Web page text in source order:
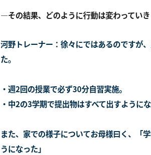
―その結果、どのように行動は変わっていき
河野トレーナー：徐々にではあるのですが
た。
・週2回の授業で必ず30分自習実施。
・中2の3学期で提出物はすべて出すようにな
また、家での様子についてお母様曰く、「
うになった」